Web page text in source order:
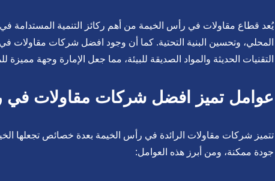
يُعد قطاع مقاولات في رأس الخيمة من أهم ركائز التنمية المستدامة
المحلي، وتحسين البنية التحتية. كما أن وجود افضل شركات
التقنيات الحديثة والمواد الصديقة للبيئة، مما جعل الإمارة وجهة مميزة
عوامل تميز افضل شركات مقاولات في
تتميز شركات مقاولات الرائدة في رأس الخيمة بعدة خصائص تجعلها
جودة ممكنة، ومن أبرز هذه العوامل: